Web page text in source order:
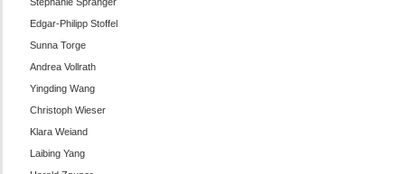
Edgar-Philipp Stoffel
Sunna Torge
Andrea Vollrath
Yingding Wang
Christoph Wieser
Klara Weiand
Laibing Yang